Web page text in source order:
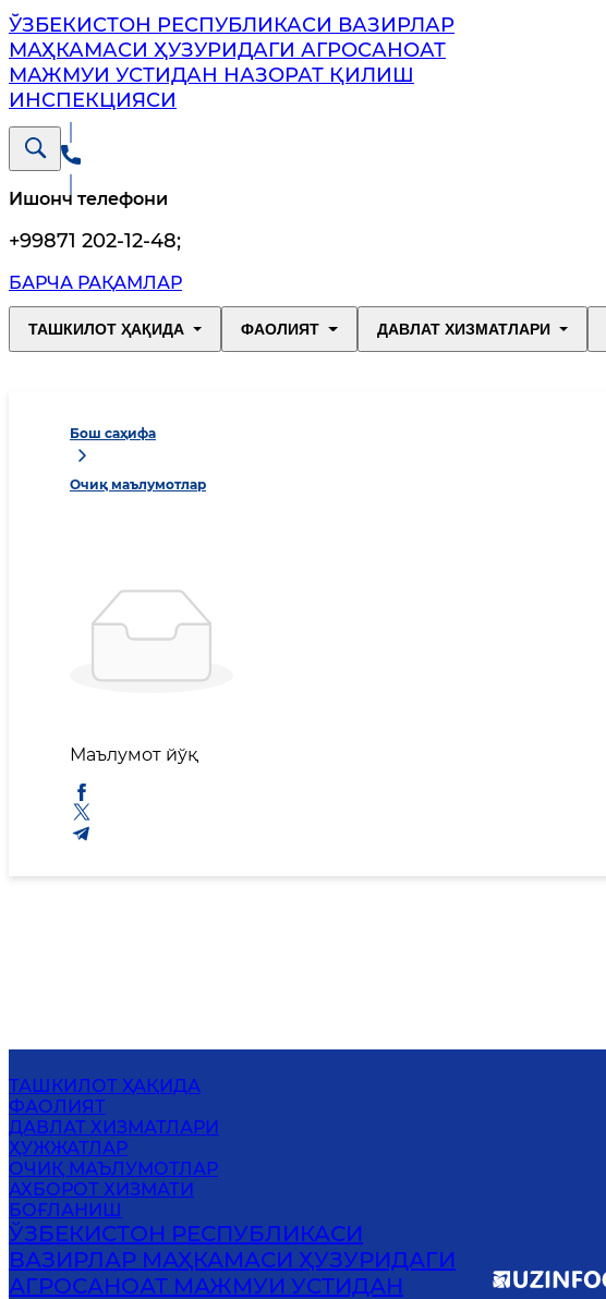
ЎЗБЕКИСТОН РЕСПУБЛИКАСИ ВАЗИРЛАР
МАҲКАМАСИ ҲУЗУРИДАГИ АГРОСАНОАТ
МАЖМУИ УСТИДАН НАЗОРАТ ҚИЛИШ
ИНСПЕКЦИЯСИ
Ишонч телефони
+99871 202-12-48;
БАРЧА РАҚАМЛАР
ТАШКИЛОТ ҲАҚИДА ФАОЛИЯТ ДАВЛАТ ХИЗМАТЛАРИ
Бош саҳифа
Очиқ маълумотлар
Маълумот йўқ
ТАШКИЛОТ ҲАҚИДА
ФАОЛИЯТ
ДАВЛАТ ХИЗМАТЛАРИ
ҲУЖЖАТЛАР
ОЧИҚ МАЪЛУМОТЛАР
АХБОРОТ ХИЗМАТИ
БОҒЛАНИШ
ЎЗБЕКИСТОН РЕСПУБЛИКАСИ
ВАЗИРЛАР МАҲКАМАСИ ҲУЗУРИДАГИ
АГРОСАНОАТ МАЖМУИ УСТИДАН